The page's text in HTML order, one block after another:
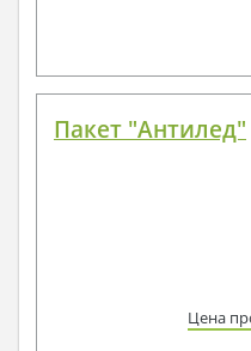
Пакет "Антилед"
Цена